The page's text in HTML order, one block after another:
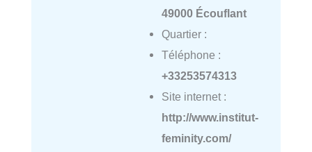
49000 Écouflant
Quartier :
Téléphone :
+33253574313
Site internet :
http://www.institut-
feminity.com/